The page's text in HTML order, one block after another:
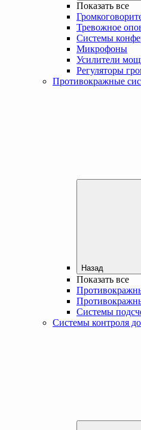
Показать все
Тревожное
Системы
Микрофоны
Усилители
Регуляторы
Противокражные
Назад
Показать все
Системы
Системы контроля